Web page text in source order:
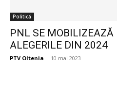
Politică
PNL SE MOBILIZEAZĂ
ALEGERILE DIN 2024
PTV Oltenia - 10 mai 2023